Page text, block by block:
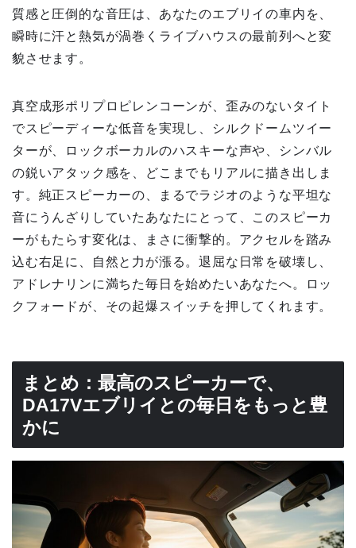
質感と圧倒的な音圧は、あなたのエブリイの車内を、
瞬時に汗と熱気が渦巻くライブハウスの最前列へと変
貌させます。
真空成形ポリプロピレンコーンが、歪みのないタイト
でスピーディーな低音を実現し、シルクドームツイー
ターが、ロックボーカルのハスキーな声や、シンバル
の鋭いアタック感を、どこまでもリアルに描き出しま
す。純正スピーカーの、まるでラジオのような平坦な
音にうんざりしていたあなたにとって、このスピーカ
ーがもたらす変化は、まさに衝撃的。アクセルを踏み
込む右足に、自然と力が漲る。退屈な日常を破壊し、
アドレナリンに満ちた毎日を始めたいあなたへ。ロッ
クフォードが、その起爆スイッチを押してくれます。
まとめ：最高のスピーカーで、
DA17Vエブリイとの毎日をもっと豊
かに